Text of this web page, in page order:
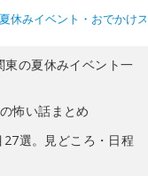
休みイベント・おでかけ
の夏休みイベント一
怖い話まとめ
27選。見どころ・日程